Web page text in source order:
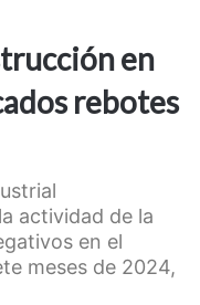
en
rebotes
actividad de la
en el
meses de 2024,